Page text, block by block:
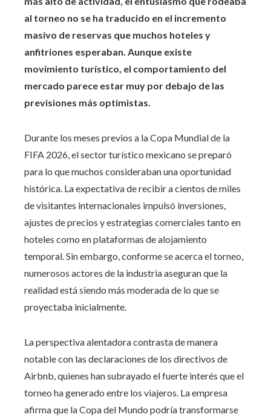
al torneo no se ha traducido en el incremento
masivo de reservas que muchos hoteles y
anfitriones esperaban. Aunque existe
movimiento turístico, el comportamiento del
mercado parece estar muy por debajo de las
previsiones más optimistas.
Durante los meses previos a la Copa Mundial de la
FIFA 2026, el sector turístico mexicano se preparó
para lo que muchos consideraban una oportunidad
histórica. La expectativa de recibir a cientos de miles
de visitantes internacionales impulsó inversiones,
ajustes de precios y estrategias comerciales tanto en
hoteles como en plataformas de alojamiento
temporal. Sin embargo, conforme se acerca el torneo,
numerosos actores de la industria aseguran que la
realidad está siendo más moderada de lo que se
proyectaba inicialmente.
La perspectiva alentadora contrasta de manera
notable con las declaraciones de los directivos de
Airbnb, quienes han subrayado el fuerte interés que el
torneo ha generado entre los viajeros. La empresa
afirma que la Copa del Mundo podría transformarse